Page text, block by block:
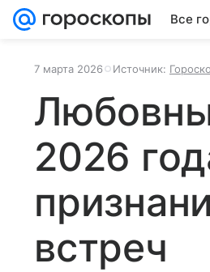
Все
7 марта 2026 Источник:
2026
встреч